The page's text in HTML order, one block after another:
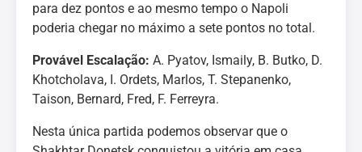
para dez pontos e ao mesmo tempo o Napoli
poderia chegar no máximo a sete pontos no total.
Provável Escalação: A. Pyatov, Ismaily, B. Butko, D.
Khotcholava, I. Ordets, Marlos, T. Stepanenko,
Taison, Bernard, Fred, F. Ferreyra.
Nesta única partida podemos observar que o